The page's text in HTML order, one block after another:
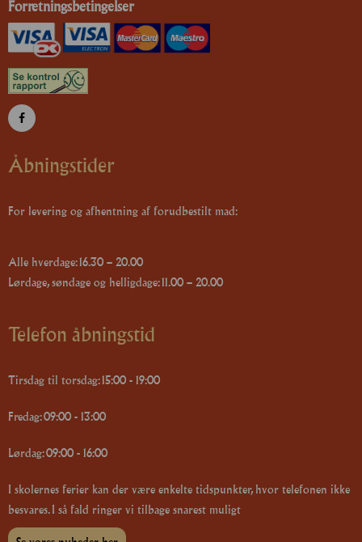
Forretningsbetingelser
Åbningstider
For levering og afhentning af forudbestilt mad:
Alle hverdage: 16.30 – 20.00
Lørdage, søndage og helligdage: 11.00 – 20.00
Telefon åbningstid
Tirsdag til torsdag: 15:00 - 19:00
Fredag: 09:00 - 13:00
Lørdag: 09:00 - 16:00
I skolernes ferier kan der være enkelte tidspunkter, hvor telefonen ikke
besvares. I så fald ringer vi tilbage snarest muligt